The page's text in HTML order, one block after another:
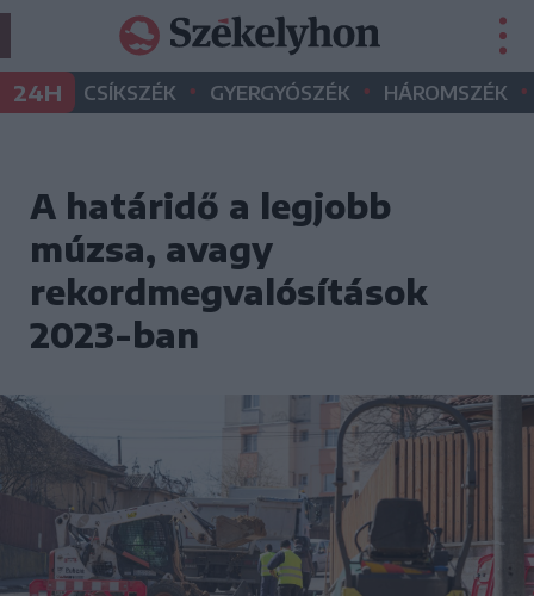
24H CSÍKSZÉK • GYERGYÓSZÉK • HÁROMSZÉK •
A határidő a legjobb
múzsa, avagy
rekordmegvalósítások
2023-ban